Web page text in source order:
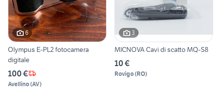
6
Olympus E-PL2 fotocamera
digitale
100 €
Avellino(AV)
3
MICNOVA Cavi di scatto MQ-S8
10 €
Rovigo(RO)